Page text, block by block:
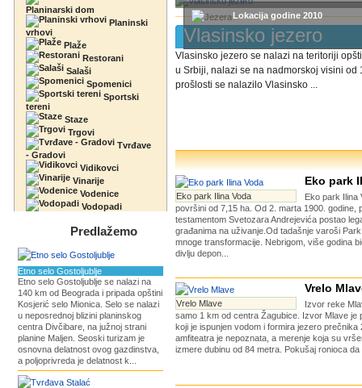
Planinarski dom
Planinski
vrhovi
Plaže
Restorani
Salaši
Spomenici
Sportski
tereni
Staze
Trgovi
Tvrđave
- Gradovi
Vidikovci
Vinarije
Vodenice
Vodopadi
Predlažemo
Etno selo Gostoljublje
Etno selo Gostoljublje se nalazi na
140 km od Beograda i pripada opštini
Kosjerić selo Mionica. Selo se nalazi
u neposrednoj blizini planinskog
centra Divčibare, na južnoj strani
planine Maljen. Seoski turizam je
osnovna delatnost ovog gazdinstva,
a poljoprivreda je delatnost k...
Lokacija godine 2010
Vlasinsko jezero
Vlasinsko jezero se nalazi na teritoriji
u Srbiji, nalazi se na nadmorskoj visini
prošlosti se nalazilo Vlasinsko ...
Eko park Ilina Voda
Eko park
Eko park Ilina
površini od 7,15 ha. Od 2. marta 1900. godine,
testamentom Svetozara Andrejevića postao
građanima na uživanje.Od tadašnje varoši
mnoge transformacije. Nebrigom, više godina
divlju depon...
Vrelo Mlave
Vrelo
Izvor reke
samo 1 km od centra Žagubice. Izvor Mlave je
koji je ispunjen vodom i formira jezero prečnika
amfiteatra je nepoznata, a merenje koja su
izmere dubinu od 84 metra. Pokušaj ronioca da